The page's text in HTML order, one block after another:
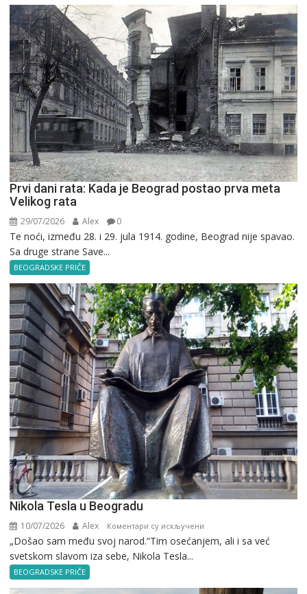
Prvi dani rata: Kada je Beograd postao prva meta
Velikog rata
29/07/2026 Alex 0
Te noći, između 28. i 29. jula 1914. godine, Beograd nije spavao.
Sa druge strane Save...
BEOGRADSKE PRIČE
Nikola Tesla u Beogradu
10/07/2026 Alex Коментари су искључени
Nikola
„Došao sam među svoj narod.“Tim osećanjem, ali i sa već
svetskom slavom iza sebe, Nikola Tesla...
BEOGRADSKE PRIČE